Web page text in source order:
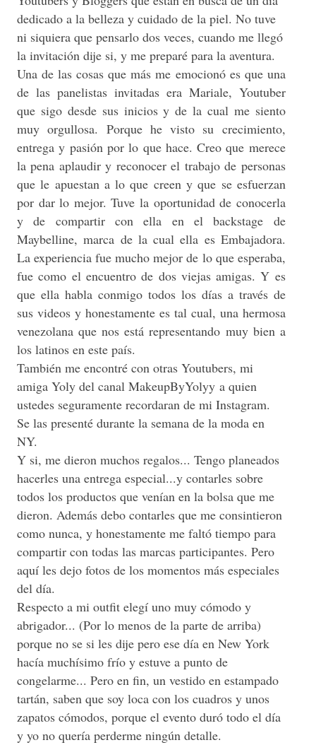
dedicado a la belleza y cuidado de la piel. No tuve
ni siquiera que pensarlo dos veces, cuando me llegó
la invitación dije si, y me preparé para la aventura.
Una de las cosas que más me emocionó es que una
de las panelistas invitadas era Mariale, Youtuber
que sigo desde sus inicios y de la cual me siento
muy orgullosa. Porque he visto su crecimiento,
entrega y pasión por lo que hace. Creo que merece
la pena aplaudir y reconocer el trabajo de personas
que le apuestan a lo que creen y que se esfuerzan
por dar lo mejor. Tuve la oportunidad de conocerla
y de compartir con ella en el backstage de
Maybelline, marca de la cual ella es Embajadora.
La experiencia fue mucho mejor de lo que esperaba,
fue como el encuentro de dos viejas amigas. Y es
que ella habla conmigo todos los días a través de
sus videos y honestamente es tal cual, una hermosa
venezolana que nos está representando muy bien a
los latinos en este país.
También me encontré con otras Youtubers, mi
amiga Yoly del canal MakeupByYolyy a quien
ustedes seguramente recordaran de mi Instagram.
Se las presenté durante la semana de la moda en
NY.
Y si, me dieron muchos regalos... Tengo planeados
hacerles una entrega especial...y contarles sobre
todos los productos que venían en la bolsa que me
dieron. Además debo contarles que me consintieron
como nunca, y honestamente me faltó tiempo para
compartir con todas las marcas participantes. Pero
aquí les dejo fotos de los momentos más especiales
del día.
Respecto a mi outfit elegí uno muy cómodo y
abrigador... (Por lo menos de la parte de arriba)
porque no se si les dije pero ese día en New York
hacía muchísimo frío y estuve a punto de
congelarme... Pero en fin, un vestido en estampado
tartán, saben que soy loca con los cuadros y unos
zapatos cómodos, porque el evento duró todo el día
y yo no quería perderme ningún detalle.